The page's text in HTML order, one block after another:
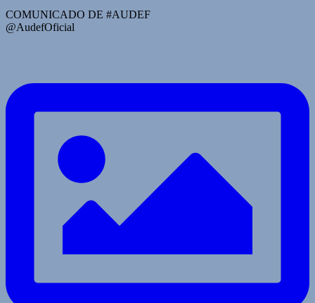
COMUNICADO DE #AUDEF
@AudefOficial